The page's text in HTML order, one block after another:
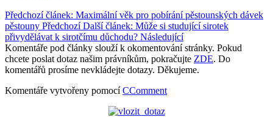
Předchozí článek: Maximální věk pro pobírání pěstounských dávek
pěstouny Předchozí Další článek: Může si studující sirotek
přivydělávat k sirotčímu důchodu? Následující
Komentáře pod články slouží k okomentování stránky. Pokud
chcete poslat dotaz našim právníkům, pokračujte ZDE. Do
komentářů prosíme nevkládejte dotazy. Děkujeme.
Komentáře vytvořeny pomocíCComment